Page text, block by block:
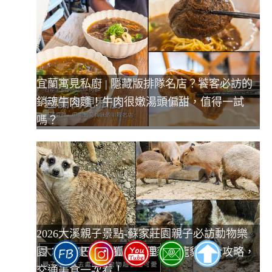
宜蘭寓見私廚 | 隱藏版排隊名店？饕客必訪的
銷魂牛肉麵！牛肉很嫩湯頭偏甜，值得一試
嗎？
2026大溪親子景點-蘇家莊園親子必訪動物樂
園：卡皮巴拉、狐獴、狸貓、龍貓鼠全攻略，